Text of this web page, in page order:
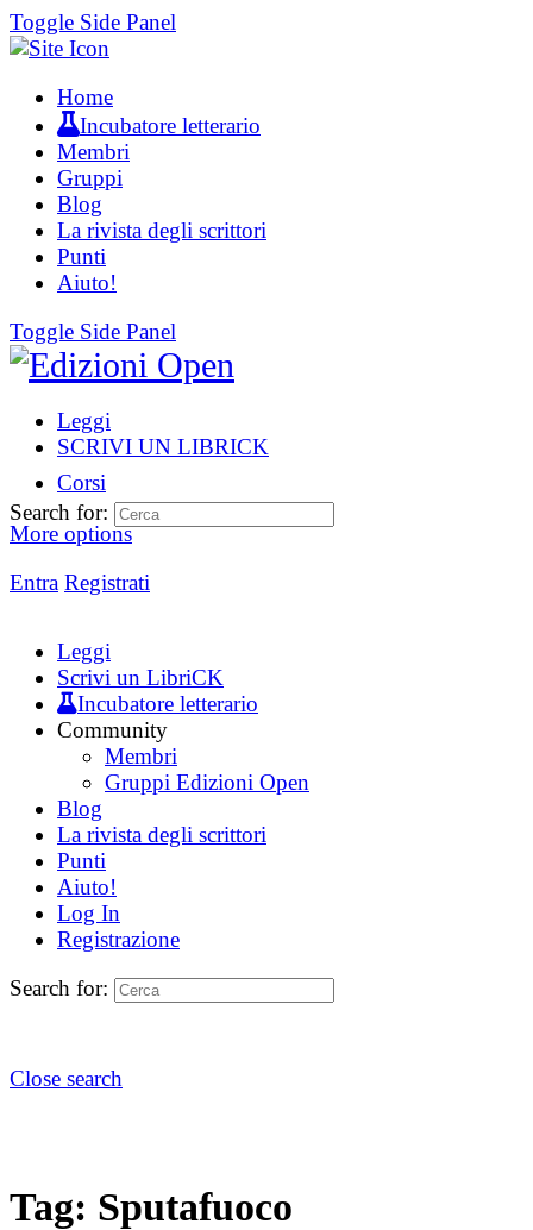
Toggle Side Panel
Home
Incubatore letterario
Membri
Gruppi
Blog
La rivista degli scrittori
Punti
Aiuto!
Toggle Side Panel
Leggi
SCRIVI UN LIBRICK
Corsi
More options
Entra Registrati
Search for:
Leggi
Scrivi un LibriCK
Incubatore letterario
Community
Membri
Gruppi Edizioni Open
Blog
La rivista degli scrittori
Punti
Aiuto!
Log In
Registrazione
Search for:
Close search
Tag: Sputafuoco